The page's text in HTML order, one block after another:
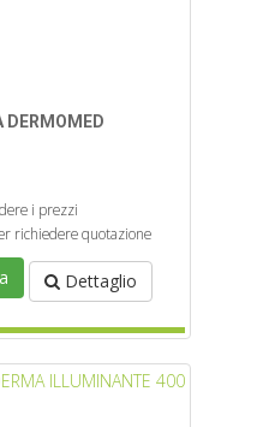
DERMOMED
i prezzi
richiedere quotazione
Dettaglio